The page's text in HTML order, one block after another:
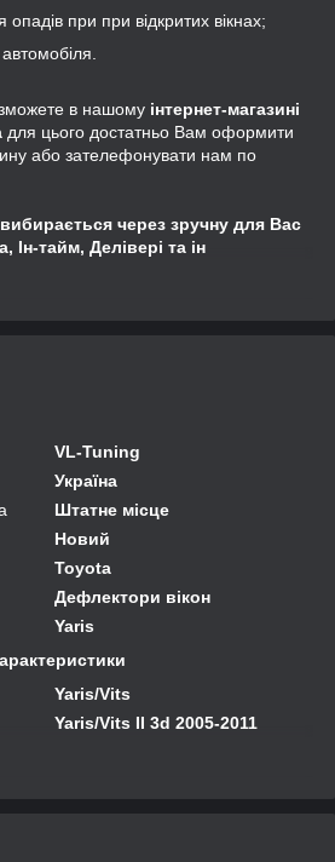
при при відкритих вікнах;
в нашому інтернет-магазині
для цього достатньо Вам оформити
або зателефонувати нам по
через зручну для Вас
тайм, Делівері та ін
VL-Tuning
Україна
Штатне місце
Новий
Toyota
Дефлектори вікон
Yaris
Yaris/Vits
Yaris/Vits II 3d 2005-2011